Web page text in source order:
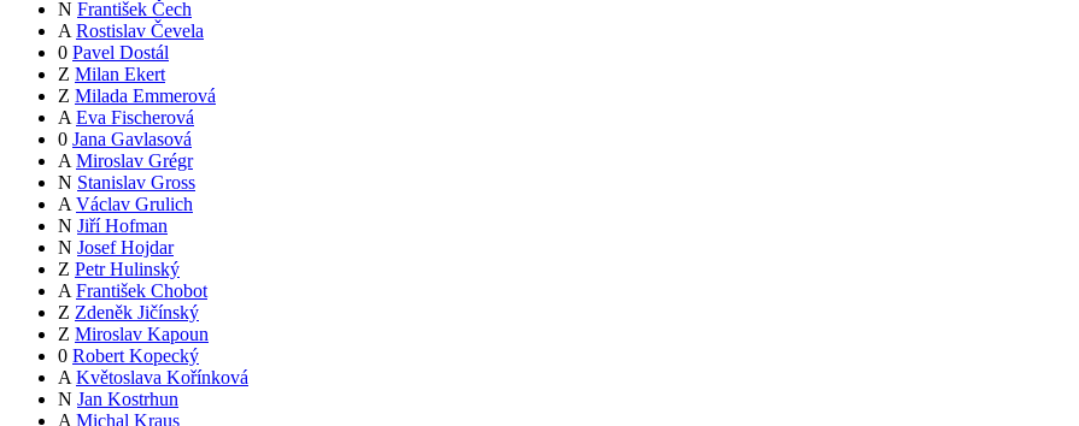
N František Čech
A Rostislav Čevela
0 Pavel Dostál
Z Milan Ekert
Z Milada Emmerová
A Eva Fischerová
0 Jana Gavlasová
A Miroslav Grégr
N Stanislav Gross
A Václav Grulich
N Jiří Hofman
N Josef Hojdar
Z Petr Hulinský
A František Chobot
Z Zdeněk Jičínský
Z Miroslav Kapoun
0 Robert Kopecký
A Květoslava Kořínková
N Jan Kostrhun
A Michal Kraus